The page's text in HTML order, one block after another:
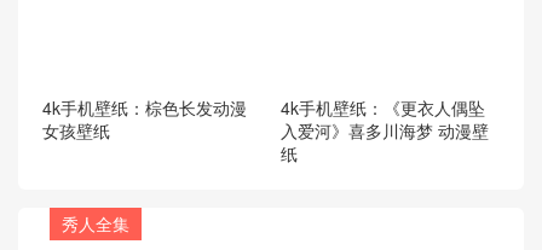
4k手机壁纸：棕色长发动漫
女孩壁纸
4k手机壁纸：《更衣人偶坠
入爱河》喜多川海梦 动漫壁
纸
秀人全集